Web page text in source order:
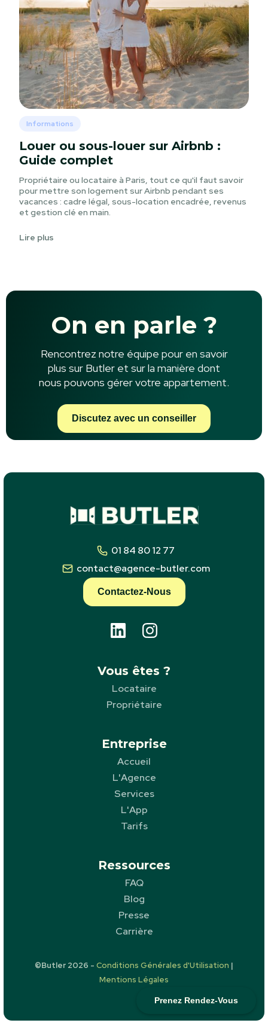
Prenez Rendez-Vous
Informations
Louer ou sous-louer sur Airbnb :
Guide complet
Propriétaire ou locataire à Paris, tout ce qu'il faut savoir
pour mettre son logement sur Airbnb pendant ses
vacances : cadre légal, sous-location encadrée, revenus
et gestion clé en main.
Lire plus
On en parle ?
Rencontrez notre équipe pour en savoir
plus sur Butler et sur la manière dont
nous pouvons gérer votre appartement.
Discutez avec un conseiller
01 84 80 12 77
contact@agence-butler.com
Contactez-Nous
Vous êtes ?
Locataire
Propriétaire
Entreprise
Accueil
L'Agence
Services
L'App
Tarifs
Ressources
FAQ
Blog
Presse
Carrière
©Butler 2026 - Conditions Générales d'Utilisation |
Mentions Légales